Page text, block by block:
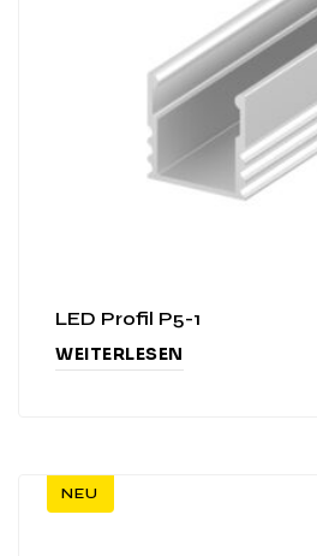
LED Profil P5-1
WEITERLESEN
NEU